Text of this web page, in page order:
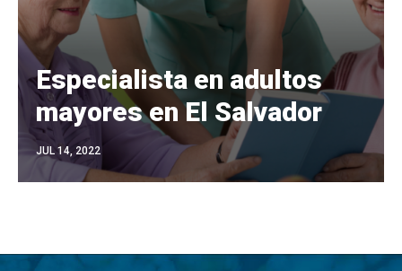
Especialista en adultos
mayores en El Salvador
JUL 14, 2022